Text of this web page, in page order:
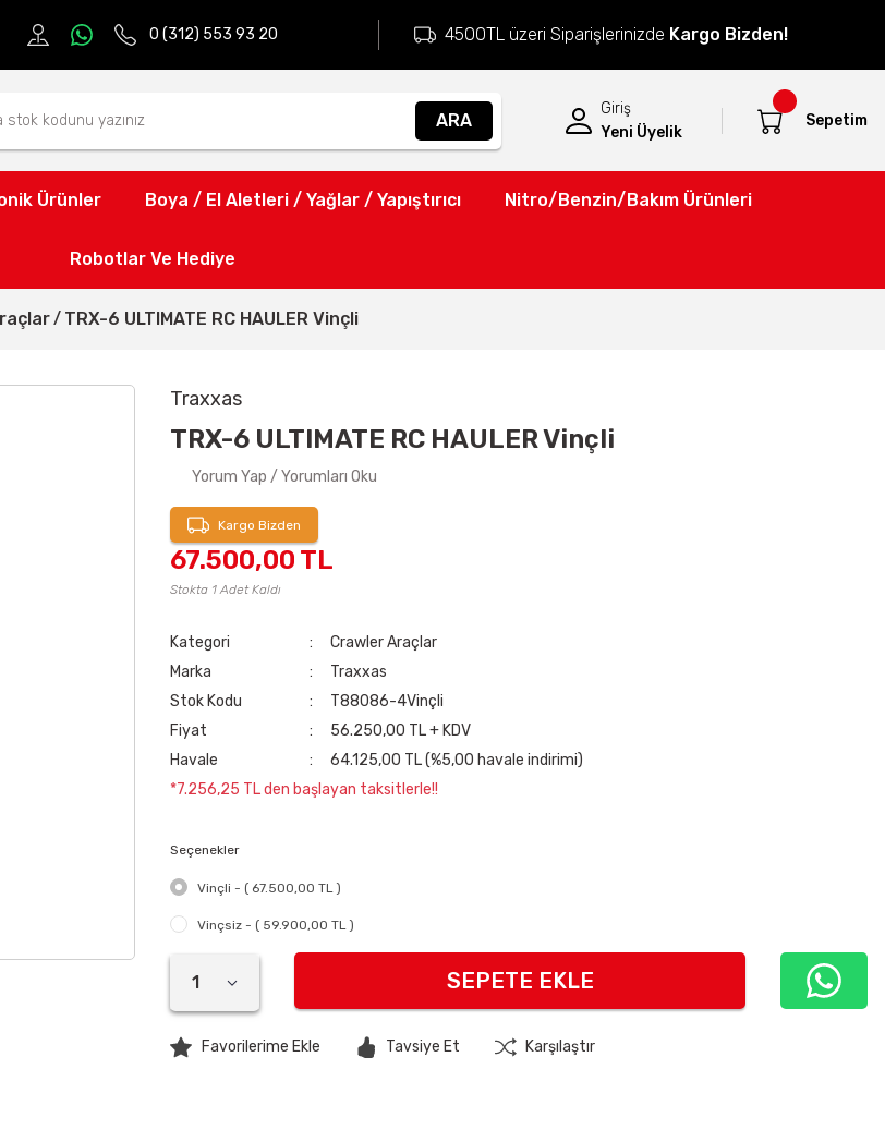
0 (312) 553 93 20 4500TL üzeri Siparişlerinizde Kargo Bizden!
ARA
Giriş
Yeni Üyelik
Sepetim
Ürünler Boya / El Aletleri / Yağlar / Yapıştırıcı Nitro/Benzin/Bakım Ürünleri
Robotlar Ve Hediye
TRX-6 ULTIMATE RC HAULER Vinçli
Traxxas
TRX-6 ULTIMATE RC HAULER Vinçli
Yorum Yap / Yorumları Oku
Kargo Bizden
67.500,00 TL
Stokta 1 Adet Kaldı
Kategori
Crawler Araçlar
Marka
Traxxas
Stok Kodu
T88086-4Vinçli
Fiyat
56.250,00 TL + KDV
Havale
64.125,00 TL (%5,00 havale indirimi)
*7.256,25 TL den başlayan taksitlerle!!
Seçenekler
Vinçli - ( 67.500,00 TL )
Vinçsiz - ( 59.900,00 TL )
SEPETE EKLE
Tavsiye Et Karşılaştır